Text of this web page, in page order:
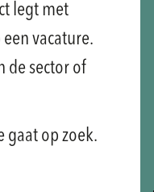
legt met
vacature.
de sector of
gaat op zoek.